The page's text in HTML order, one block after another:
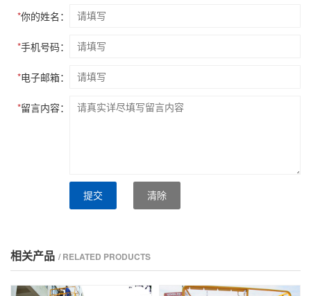
*你的姓名：
*手机号码：
*电子邮箱：
*留言内容：
提交 清除
相关产品 / RELATED PRODUCTS